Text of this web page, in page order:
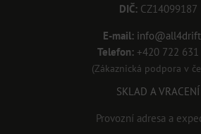
DIČ:CZ14099187
E-mail:
Telefon: +420 722
(Zákaznická podpora v
SKLAD A VRACENÍ
Provozní adresa a